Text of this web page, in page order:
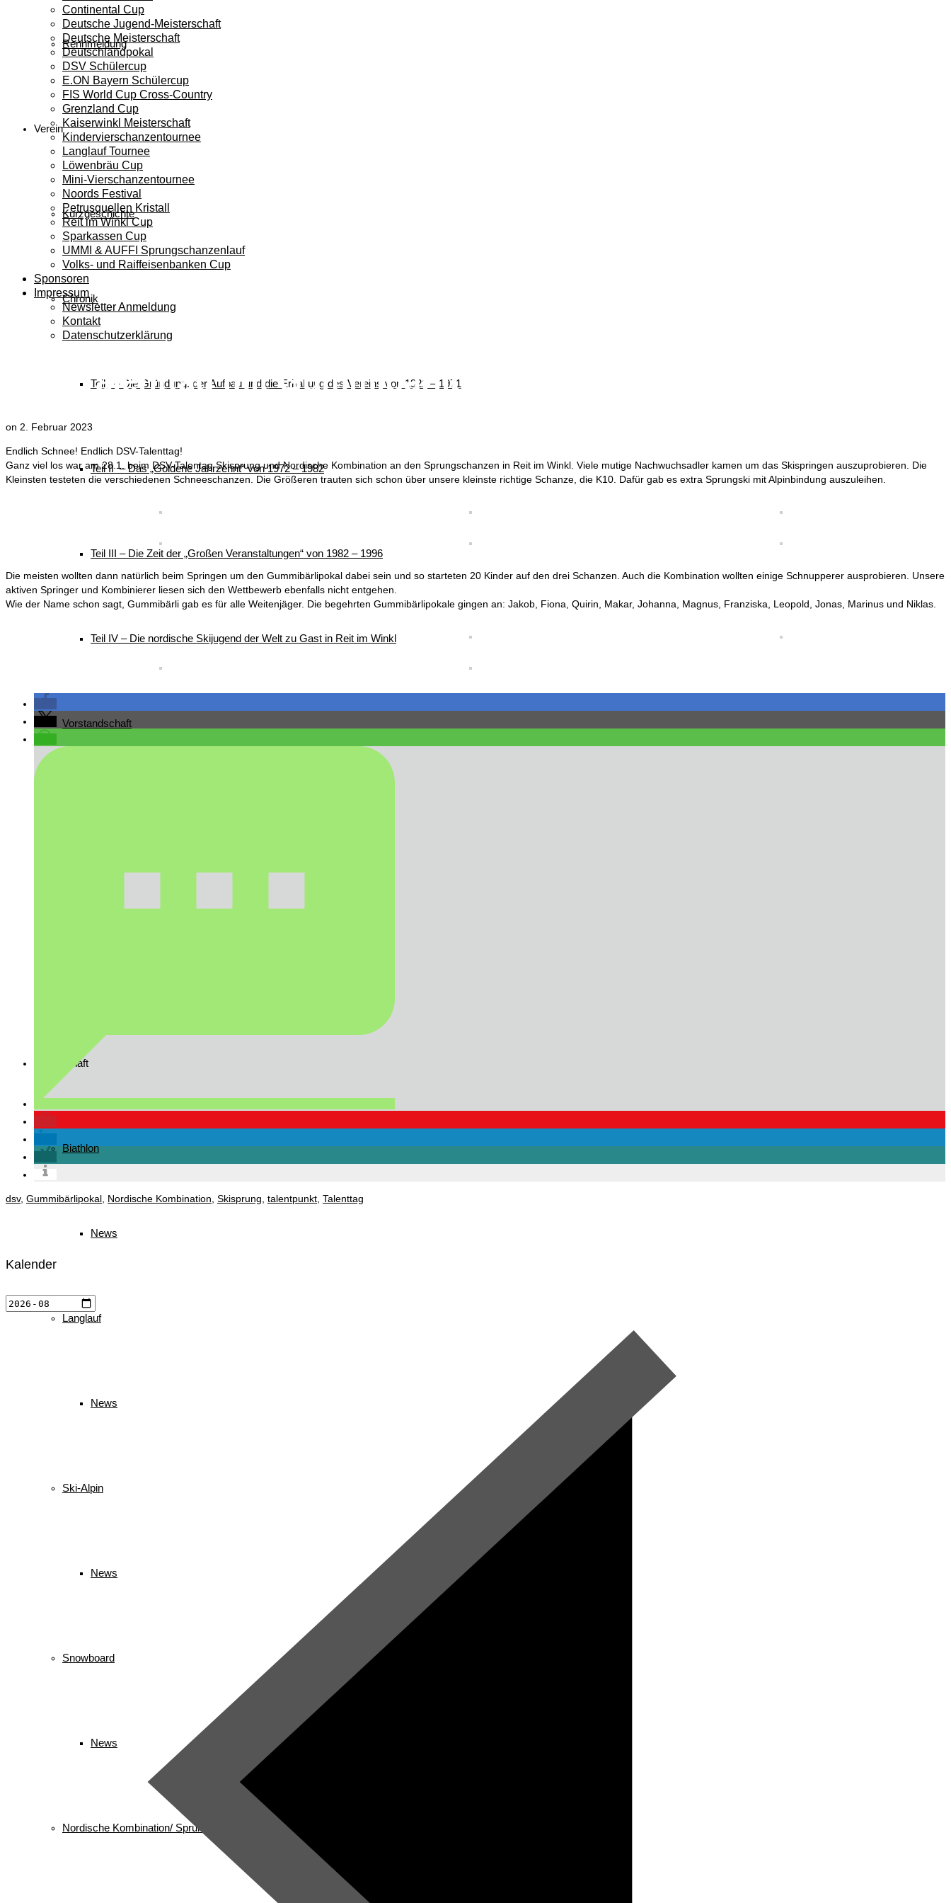
Rennmeldung
Verein
Kurzgeschichte
Chronik
Teil I – Die Gründung, der Aufbau und die Erhaltung des Vereins von 1921 – 1971
Teil II – Das „Goldene Jahrzehnt“ von 1972 – 1982
Teil III – Die Zeit der „Großen Veranstaltungen“ von 1982 – 1996
Teil IV – Die nordische Skijugend der Welt zu Gast in Reit im Winkl
Vorstandschaft
Mannschaft
Biathlon
News
Langlauf
News
Ski-Alpin
News
Snowboard
News
Nordische Kombination/ Sprung
Continental Cup
Deutsche Jugend-Meisterschaft
Deutsche Meisterschaft
Deutschlandpokal
DSV Schülercup
E.ON Bayern Schülercup
FIS World Cup Cross-Country
Grenzland Cup
Kaiserwinkl Meisterschaft
Kindervierschanzentournee
Langlauf Tournee
Löwenbräu Cup
Mini-Vierschanzentournee
Noords Festival
Petrusquellen Kristall
Reit im Winkl Cup
Sparkassen Cup
UMMI & AUFFI Sprungschanzenlauf
Volks- und Raiffeisenbanken Cup
Sponsoren
Impressum
Newsletter Anmeldung
Kontakt
Datenschutzerklärung
DSV-Talenttag mit Gummibärlipokal
on 2. Februar 2023
Endlich Schnee! Endlich DSV-Talenttag!
Ganz viel los war am 28.1. beim DSV-Talentag Skisprung und Nordische Kombination an den Sprungschanzen in Reit im Winkl. Viele mutige Nachwuchsadler kamen um das Skispringen auszuprobieren. Die
Kleinsten testeten die verschiedenen Schneeschanzen. Die Größeren trauten sich schon über unsere kleinste richtige Schanze, die K10. Dafür gab es extra Sprungski mit Alpinbindung auszuleihen.
Die meisten wollten dann natürlich beim Springen um den Gummibärlipokal dabei sein und so starteten 20 Kinder auf den drei Schanzen. Auch die Kombination wollten einige Schnupperer ausprobieren. Unsere
aktiven Springer und Kombinierer liesen sich den Wettbewerb ebenfalls nicht entgehen.
Wie der Name schon sagt, Gummibärli gab es für alle Weitenjäger. Die begehrten Gummibärlipokale gingen an: Jakob, Fiona, Quirin, Makar, Johanna, Magnus, Franziska, Leopold, Jonas, Marinus und Niklas.
dsv, Gummibärlipokal Nordische Kombination Skisprung talentpunkt Talenttag
Kalender